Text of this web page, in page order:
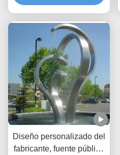
decoración
Diseño personalizado del
fabricante, fuente pública